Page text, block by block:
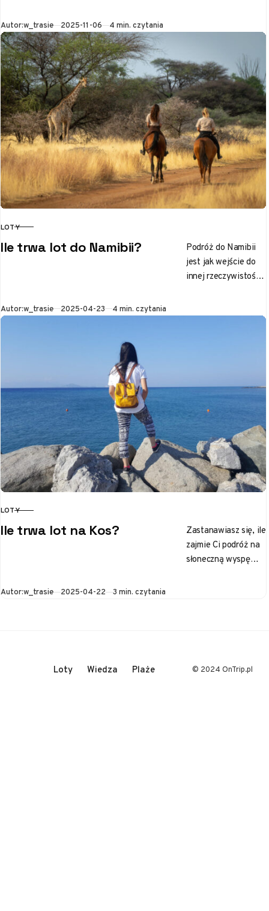
turystów do
urokliwy skrawek
Bałkanów kusi nie…
Autor:w_trasie Opublikowano
2025-11-06 4 min. czytania
KATEGORIA
LOTY
Ile trwa lot do Namibii?
Podróż do Namibii
jest jak wejście do
innej rzeczywistości,
słońca, a dzika
Autor:w_trasie Opublikowano
2025-04-23 4 min. czytania
KATEGORIA
LOTY
Ile trwa lot na Kos?
Zastanawiasz się, ile
zajmie Ci podróż na
słoneczną wyspę
Autor:w_trasie Opublikowano
2025-04-22 3 min. czytania
Loty Wiedza Plaże © 2024 OnTrip.pl